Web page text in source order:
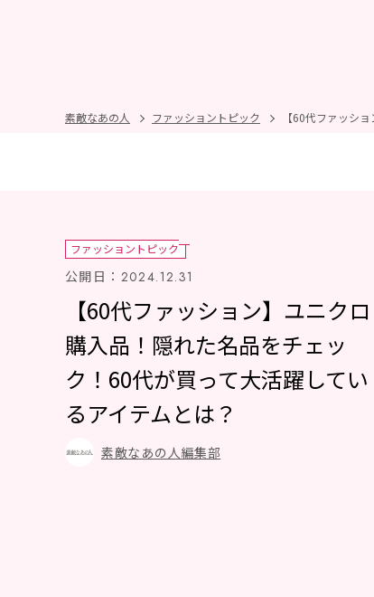
素敵なあの人 ファッショントピック 【60代ファッシ
ファッショントピック
公開日： 2024.12.31
【60代ファッション】ユニクロ
購入品！隠れた名品をチェッ
ク！60代が買って大活躍してい
るアイテムとは？
素敵なあの人編集部